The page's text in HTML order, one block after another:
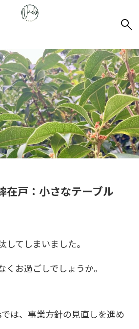
在戸：小さなテーブル
てしまいました。
くお過ごしでしょうか。
は、事業方針の見直しを進め